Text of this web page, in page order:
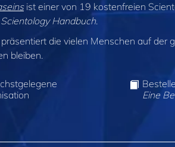
ist einer von 19 kostenfreien
Scientology Handbuch.
die vielen Menschen auf der
bleiben.
Eine